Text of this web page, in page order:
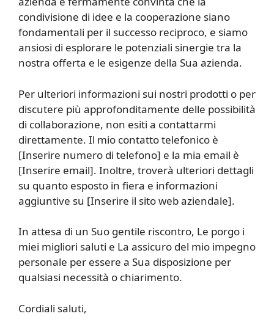
condivisione di idee e la cooperazione siano
fondamentali per il successo reciproco, e siamo
ansiosi di esplorare le potenziali sinergie tra la
nostra offerta e le esigenze della Sua azienda.
Per ulteriori informazioni sui nostri prodotti o per
discutere più approfonditamente delle possibilità
di collaborazione, non esiti a contattarmi
direttamente. Il mio contatto telefonico è
[Inserire numero di telefono] e la mia email è
[Inserire email]. Inoltre, troverà ulteriori dettagli
su quanto esposto in fiera e informazioni
aggiuntive su [Inserire il sito web aziendale].
In attesa di un Suo gentile riscontro, Le porgo i
miei migliori saluti e La assicuro del mio impegno
personale per essere a Sua disposizione per
qualsiasi necessità o chiarimento.
Cordiali saluti,